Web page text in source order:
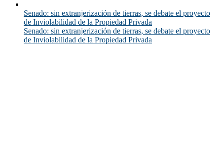
Senado: sin extranjerización de tierras, se debate el proyecto
de Inviolabilidad de la Propiedad Privada
Senado: sin extranjerización de tierras, se debate el proyecto
de Inviolabilidad de la Propiedad Privada